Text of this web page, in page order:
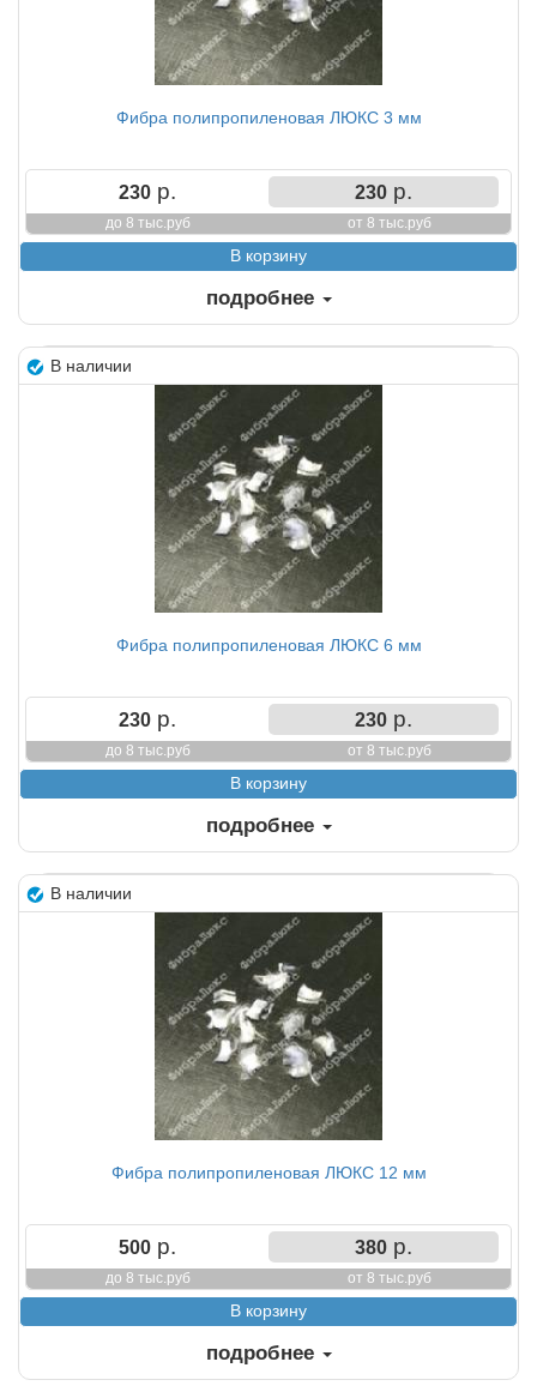
Фибра полипропиленовая ЛЮКС 3 мм
230 р.
до 8 тыс.руб
230р.
от 8 тыс.руб
подробнее
В наличии
Фибра полипропиленовая ЛЮКС 6 мм
230 р.
до 8 тыс.руб
230р.
от 8 тыс.руб
подробнее
В наличии
Фибра полипропиленовая ЛЮКС 12 мм
500 р.
до 8 тыс.руб
380р.
от 8 тыс.руб
подробнее